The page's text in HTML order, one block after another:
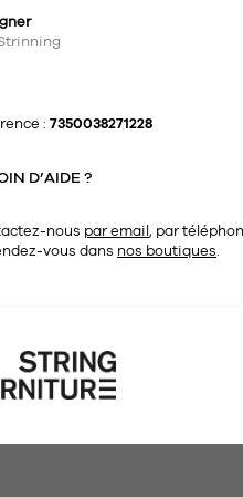
: 7350038271228
D’AIDE ?
nous par email, par
vous dans nos boutiques.